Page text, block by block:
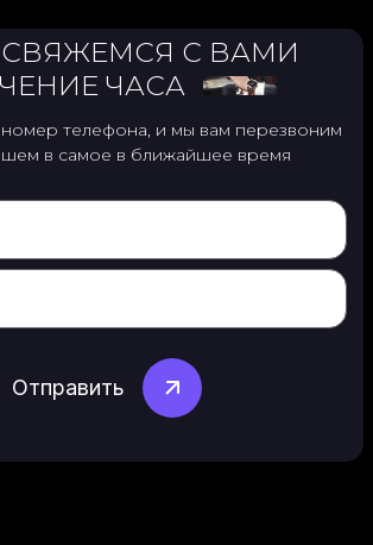
С ВАМИ
ЧАСА
номер телефона, и мы вам перезвоним
в самое в ближайшее время